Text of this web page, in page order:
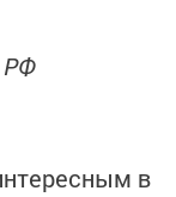
РФ
в